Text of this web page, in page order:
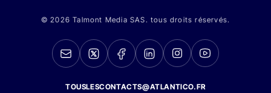
© 2026 Talmont Media SAS. tous droits réservés.
TOUSLESCONTACTS@ATLANTICO.FR